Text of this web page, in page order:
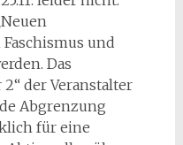
und
Das
der Veranstalter
Abgrenzung
für eine